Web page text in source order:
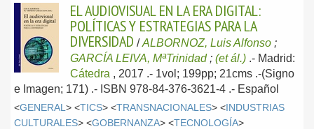
EL AUDIOVISUAL EN LA ERA DIGITAL:
POLÍTICAS Y ESTRATEGIAS PARA LA
DIVERSIDAD /ALBORNOZ, Luis Alfonso ;
GARCÍA LEIVA, MªTrinidad; (et ál.) .- Madrid:
Cátedra , 2017 .- 1vol; 199pp; 21cms .-(Signo
e Imagen; 171) .- ISBN 978-84-376-3621-4 .- Español
<GENERAL > <TICS> <TRANSNACIONALES> <INDUSTRIAS
CULTURALES> <GOBERNANZA> <TECNOLOGÍA>